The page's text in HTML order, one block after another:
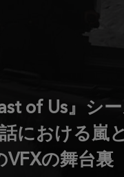
of Us』シ
における嵐
VFXの舞台裏